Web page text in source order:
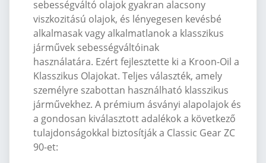
sebességváltó olajok gyakran alacsony
viszkozitású olajok, és lényegesen kevésbé
alkalmasak vagy alkalmatlanok a klasszikus
járművek sebességváltóinak
használatára. Ezért fejlesztette ki a Kroon-Oil a
Klasszikus Olajokat. Teljes választék, amely
személyre szabottan használható klasszikus
járművekhez. A prémium ásványi alapolajok és
a gondosan kiválasztott adalékok a következő
tulajdonságokkal biztosítják a Classic Gear ZC
90-et: